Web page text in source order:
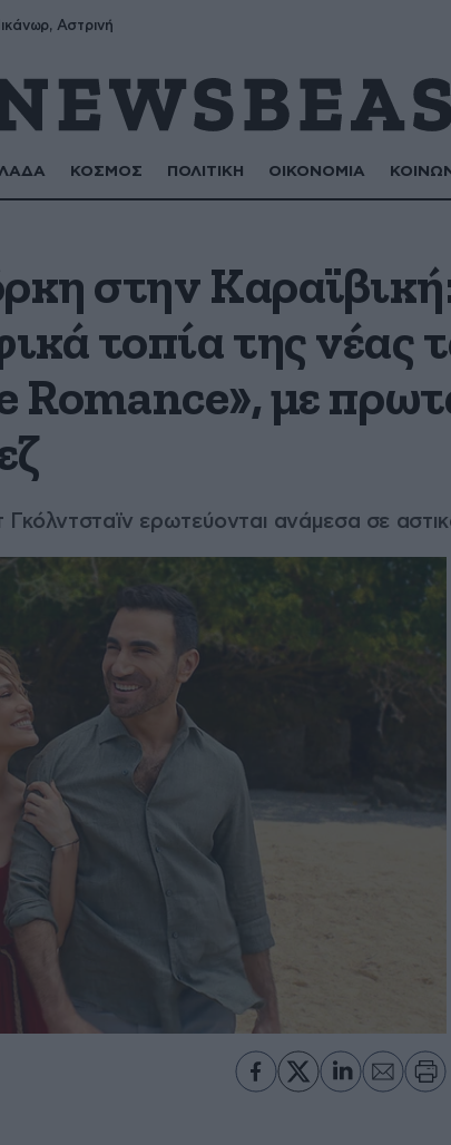
Αστρινή
ΚΟΣΜΟΣ ΠΟΛΙΤΙΚΗ ΟΙΚΟΝΟΜΙΑ
στην
τοπία της νέας
με
ερωτεύονται ανάμεσα σε